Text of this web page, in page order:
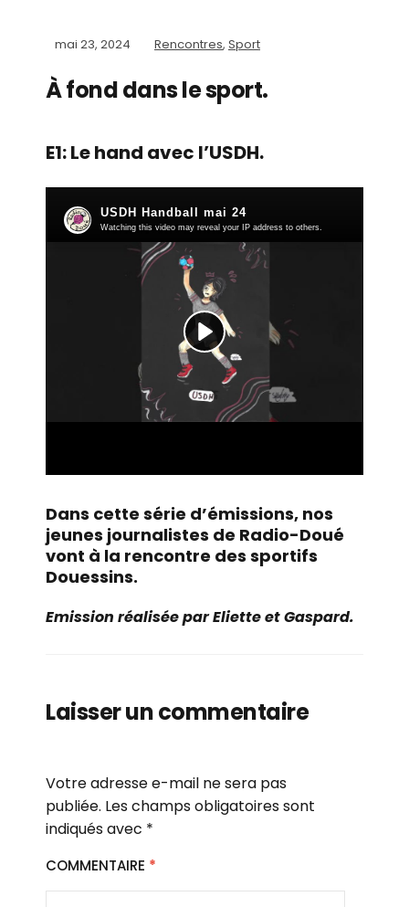
mai 23, 2024 Rencontres, Sport
À fond dans le sport.
E1: Le hand avec l’USDH.
Dans cette série d’émissions, nos
jeunes journalistes de Radio-Doué
vont à la rencontre des sportifs
Douessins.
Emission réalisée par Eliette et Gaspard.
Laisser un commentaire
Votre adresse e-mail ne sera pas
publiée. Les champs obligatoires sont
indiqués avec *
COMMENTAIRE *